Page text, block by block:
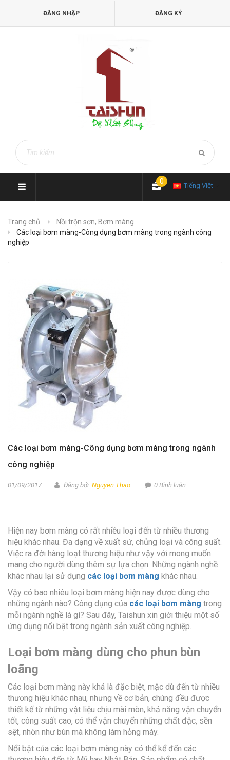
ĐĂNG NHẬP ĐĂNG KÝ
Tiếng Việt
0
Trang chủ
Nồi trộn sơn, Bơm màng
Các loại bơm màng-Công dụng bơm màng trong ngành công
nghiệp
Các loại bơm màng-Công dụng bơm màng trong ngành
công nghiệp
01/09/2017 Đăng bởi: Nguyen Thao 0 Bình luận
Hiện nay bơm màng có rất nhiều loại đến từ nhiều thương
hiệu khác nhau. Đa dạng về xuất sứ, chủng loại và công suất.
Việc ra đời hàng loạt thương hiệu như vậy với mong muốn
mang cho người dùng thêm sự lựa chọn. Những ngành nghề
khác nhau lại sử dụng các loại bơm màng khác nhau.
Vậy có bao nhiêu loại bơm màng hiện nay được dùng cho
những ngành nào? Công dụng của các loại bơm màng trong
mỗi ngành nghề là gì? Sau đây, Taishun xin giới thiệu một số
ứng dụng nổi bật trong ngành sản xuất công nghiệp.
Loại bơm màng dùng cho phun bùn
loãng
Các loại bơm màng này khá là đặc biệt, mặc dù đến từ nhiều
thương hiệu khác nhau, nhưng về cơ bản, chúng đều được
thiết kế từ những vật liệu chịu mài mòn, khả năng vận chuyển
tốt, công suất cao, có thể vận chuyển những chất đặc, sền
sệt, nhờn như bùn mà không làm hỏng máy.
Nổi bật của các loại bơm màng này có thể kể đến các